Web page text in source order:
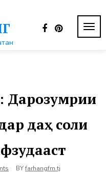
Дарозумрии
даҳ соли
BYfarhangfm.tj